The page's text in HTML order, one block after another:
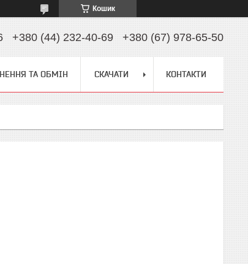
Кошик
+380 (44) 232-40-69 +380 (67) 978-65-50
ТА ОБМІН СКАЧАТИ КОНТАКТИ